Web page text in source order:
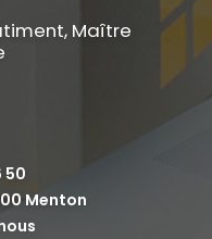
Maître
50
Menton